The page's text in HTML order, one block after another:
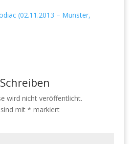
wird nicht veröffentlicht.
mit * markiert